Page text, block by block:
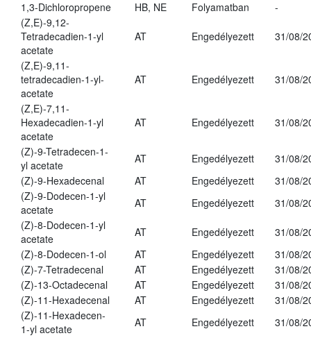
1,3-Dichloropropene HB, NE Folyamatban
-
(Z,E)-9,12-
Tetradecadien-1-yl
acetate
AT Engedélyezett 31/08/
(Z,E)-9,11-
tetradecadien-1-yl-
acetate
AT Engedélyezett 31/08/
(Z,E)-7,11-
Hexadecadien-1-yl
acetate
AT Engedélyezett 31/08/
(Z)-9-Tetradecen-1-
yl acetate
AT Engedélyezett
31/08/
(Z)-9-Hexadecenal
AT Engedélyezett
31/08/
(Z)-9-Dodecen-1-yl
acetate
AT Engedélyezett
31/08/
(Z)-8-Dodecen-1-yl
acetate
AT Engedélyezett
31/08/
(Z)-8-Dodecen-1-ol
AT Engedélyezett
31/08/
(Z)-7-Tetradecenal
AT Engedélyezett
31/08/
(Z)-13-Octadecenal
AT Engedélyezett
31/08/
(Z)-11-Hexadecenal
AT Engedélyezett
31/08/
(Z)-11-Hexadecen-
1-yl acetate
AT Engedélyezett
31/08/